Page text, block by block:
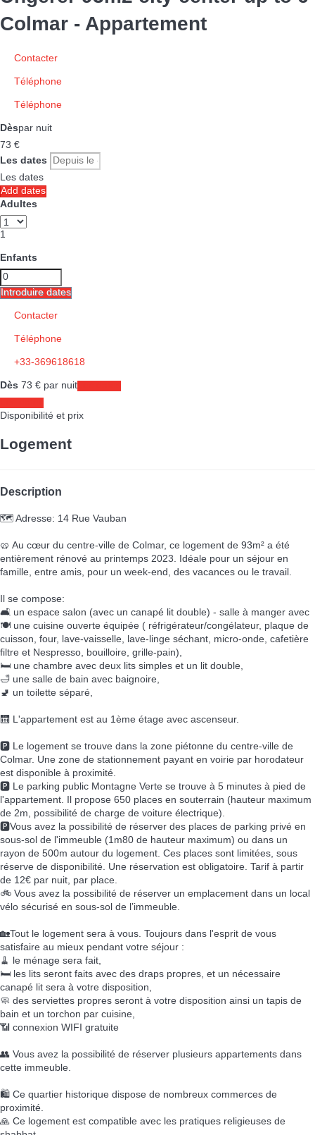
Colmar - Appartement
Contacter
Téléphone
Téléphone
Dèspar nuit
73 €
Les dates
Les dates
Add dates
Adultes
1
Enfants
Introduire dates
Contacter
Téléphone
+33-369618618
Dès 73 € par nuit
Disponibilité et prix
Logement
Description
🗺️ Adresse: 14 Rue Vauban
🥨 Au cœur du centre-ville de Colmar, ce logement de 93m² a été
entièrement rénové au printemps 2023. Idéale pour un séjour en
famille, entre amis, pour un week-end, des vacances ou le travail.
Il se compose:
🛋️ un espace salon (avec un canapé lit double) - salle à manger avec
🍽️ une cuisine ouverte équipée ( réfrigérateur/congélateur, plaque de
cuisson, four, lave-vaisselle, lave-linge séchant, micro-onde, cafetière
filtre et Nespresso, bouilloire, grille-pain),
🛏️ une chambre avec deux lits simples et un lit double,
🛁 une salle de bain avec baignoire,
🚽 un toilette séparé,
🛗 L'appartement est au 1ème étage avec ascenseur.
🅿️ Le logement se trouve dans la zone piétonne du centre-ville de
Colmar. Une zone de stationnement payant en voirie par horodateur
est disponible à proximité.
🅿️ Le parking public Montagne Verte se trouve à 5 minutes à pied de
l'appartement. Il propose 650 places en souterrain (hauteur maximum
de 2m, possibilité de charge de voiture électrique).
🅿️Vous avez la possibilité de réserver des places de parking privé en
sous-sol de l'immeuble (1m80 de hauteur maximum) ou dans un
rayon de 500m autour du logement. Ces places sont limitées, sous
réserve de disponibilité. Une réservation est obligatoire. Tarif à partir
de 12€ par nuit, par place.
🚲 Vous avez la possibilité de réserver un emplacement dans un local
vélo sécurisé en sous-sol de l’immeuble.
🏡Tout le logement sera à vous. Toujours dans l'esprit de vous
satisfaire au mieux pendant votre séjour :
🧹 le ménage sera fait,
🛏️ les lits seront faits avec des draps propres, et un nécessaire
canapé lit sera à votre disposition,
🧼 des serviettes propres seront à votre disposition ainsi un tapis de
bain et un torchon par cuisine,
📶 connexion WIFI gratuite
👥 Vous avez la possibilité de réserver plusieurs appartements dans
cette immeuble.
🛍️ Ce quartier historique dispose de nombreux commerces de
proximité.
🙏 Ce logement est compatible avec les pratiques religieuses de